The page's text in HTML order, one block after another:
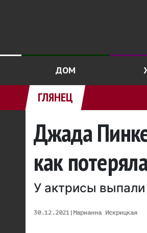
ДОМ
ГЛЯНЕЦ
Джада
как
У актрисы
30.12.2021 | Марианна Искрицкая